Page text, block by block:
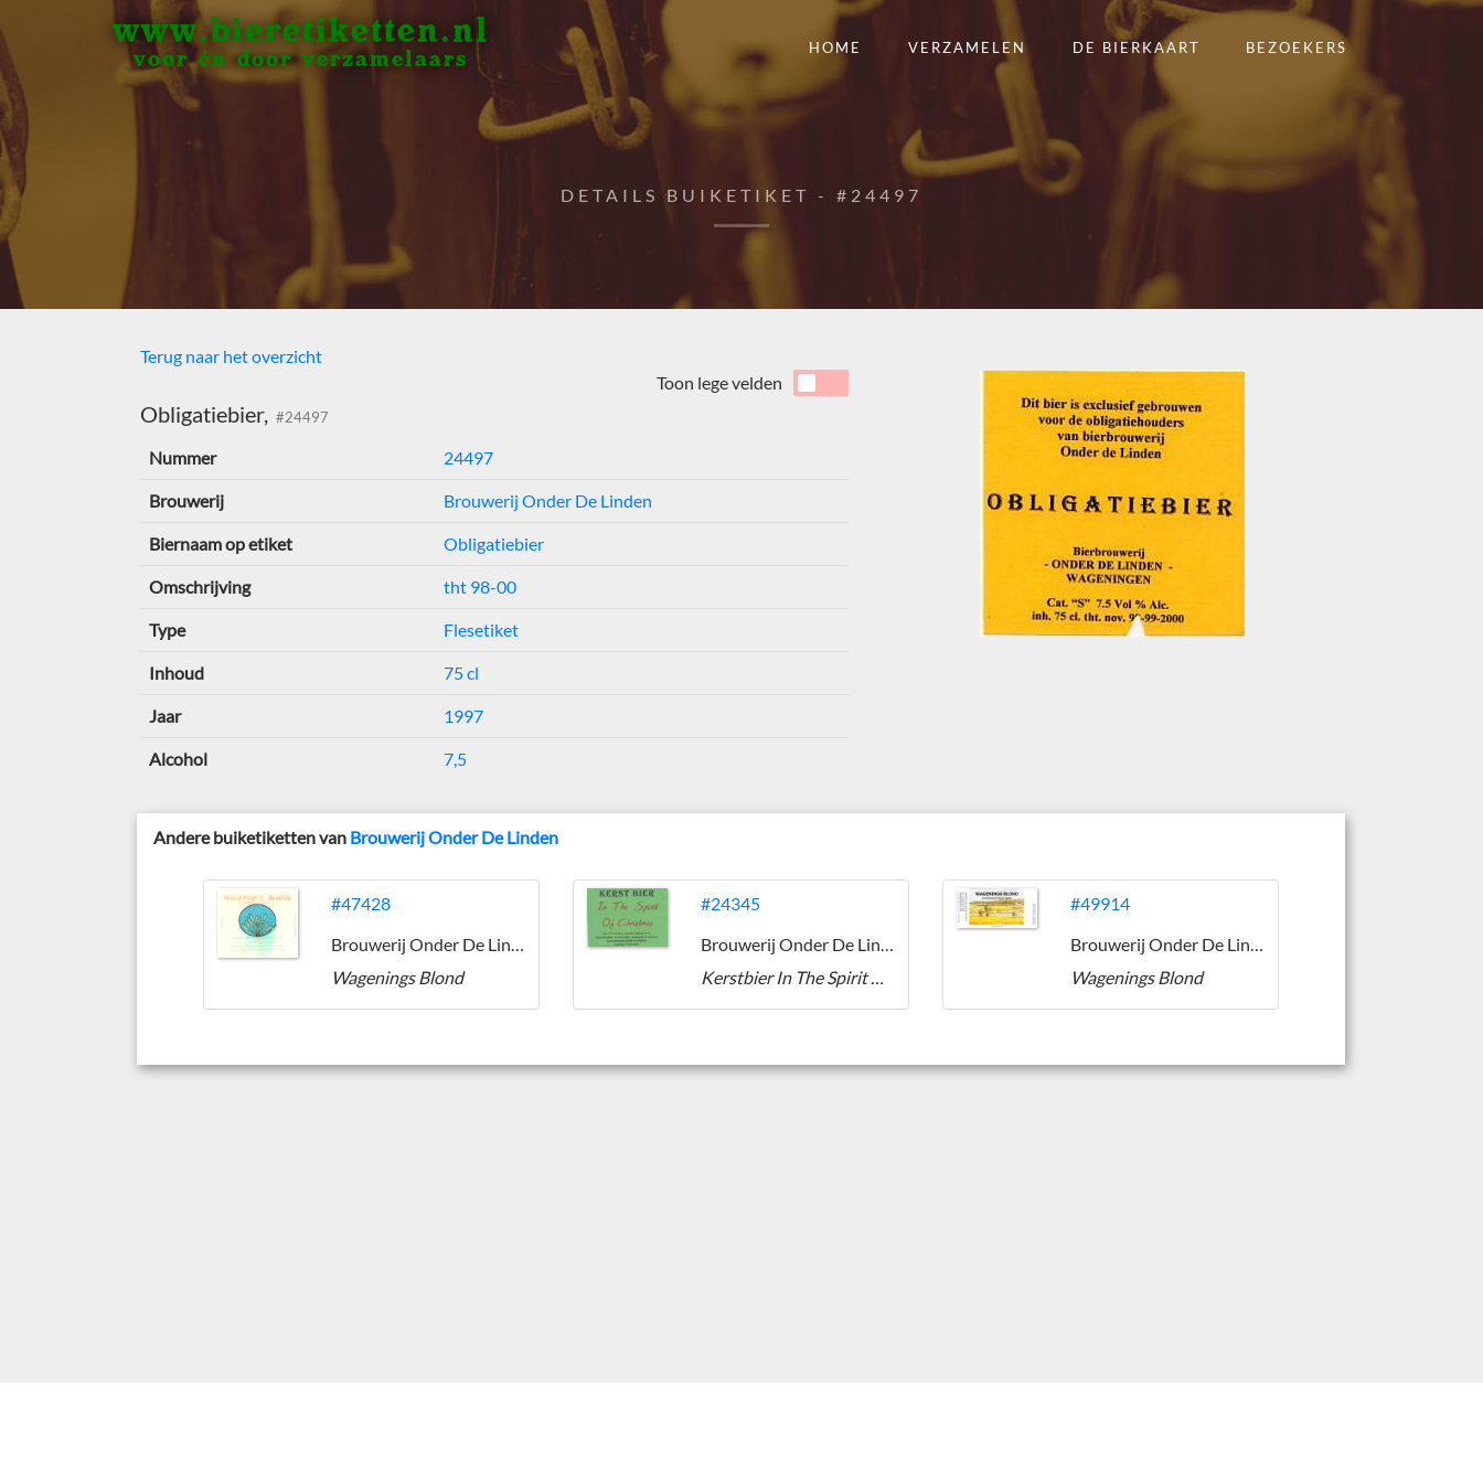
www.bieretiketten.nl
voor én door verzamelaars
HOME VERZAMELEN DE BIERKAART BEZOEKERS
DETAILS BUIKETIKET - #24497
Terug naar het overzicht
Obligatiebier, #24497
Toon lege velden
Nummer 24497
Brouwerij Brouwerij Onder De Linden
Biernaam op etiket Obligatiebier
Omschrijving tht 98-00
Type Flesetiket
Inhoud 75 cl
Jaar 1997
Alcohol 7,5
Andere buiketiketten van Brouwerij Onder De Linden
#47428
Brouwerij Onder De Linden
Wagenings Blond
#24345
Brouwerij Onder De Linden
Kerstbier In The Spirit Of Christmas
#49914
Brouwerij Onder De Linden
Wagenings Blond